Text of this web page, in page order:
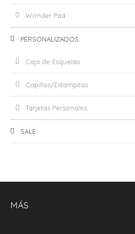
Wonder Pad
PERSONALIZADOS
Caja de Esquelas
Capillos/Estampitas
Tarjetas Personales
SALE
MÁS